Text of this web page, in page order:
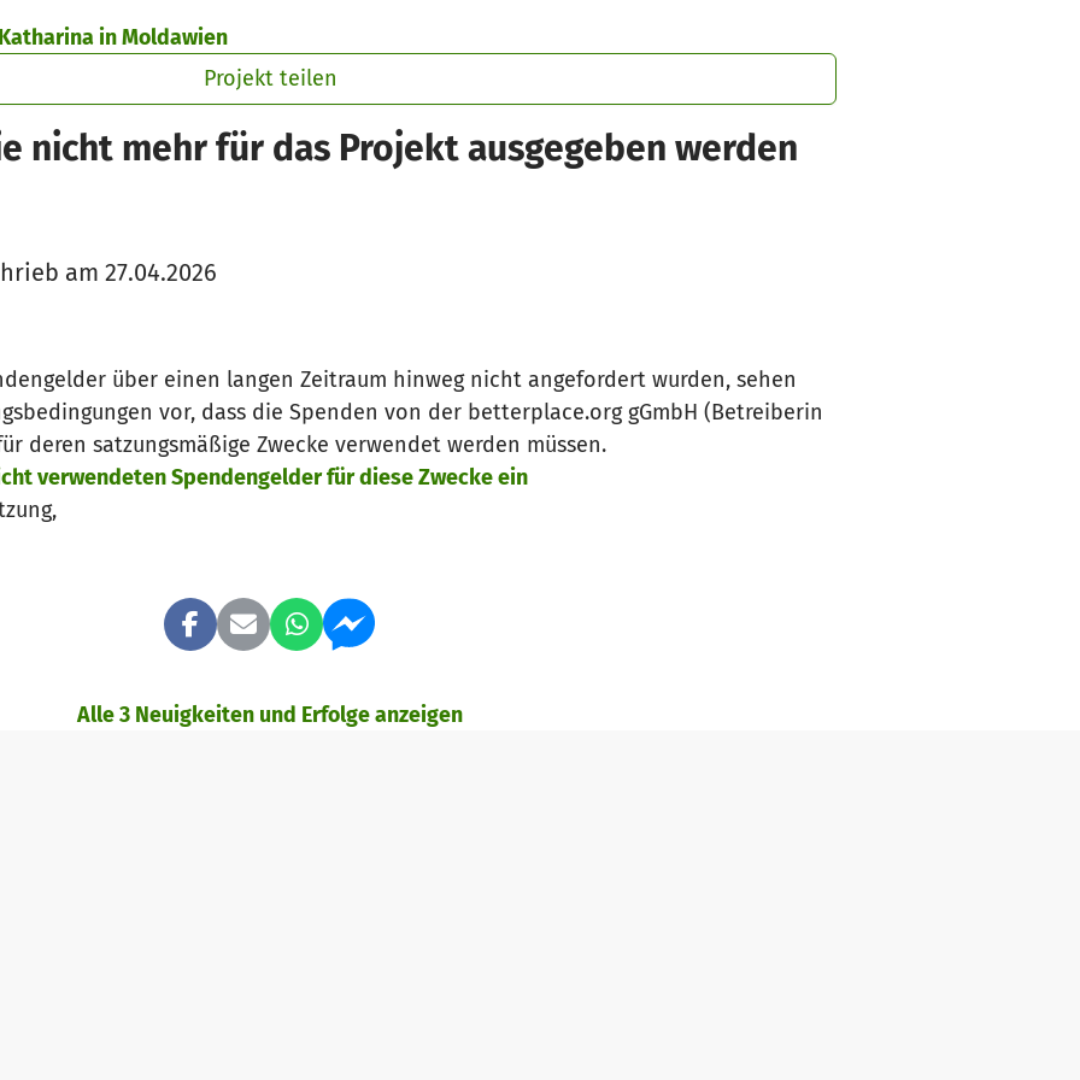
in Moldawien
Projekt teilen
nicht mehr für das Projekt ausgegeben werden
am 27.04.2026
über einen langen Zeitraum hinweg nicht angefordert wurden, sehen
vor, dass die Spenden von der betterplace.org gGmbH (Betreiberin
deren satzungsmäßige Zwecke verwendet werden müssen.
verwendeten Spendengelder für diese Zwecke ein
Alle 3 Neuigkeiten und Erfolge anzeigen